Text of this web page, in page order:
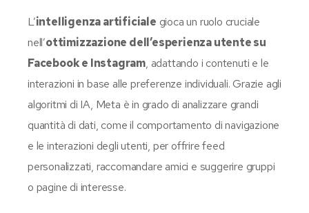
L’intelligenza artificiale gioca un ruolo cruciale
nell’ottimizzazione dell’esperienza utente su
Facebook e Instagram, adattando i contenuti e le
interazioni in base alle preferenze individuali. Grazie agli
algoritmi di IA, Meta è in grado di analizzare grandi
quantità di dati, come il comportamento di navigazione
e le interazioni degli utenti, per offrire feed
personalizzati, raccomandare amici e suggerire gruppi
o pagine di interesse.